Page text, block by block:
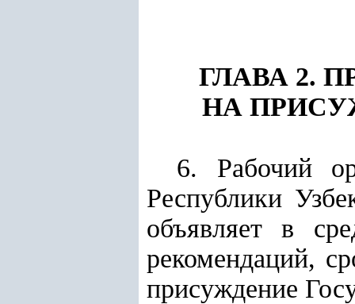
ГЛАВА 2.
НА
6. Рабочий
Республики
объявляет в
рекомендаций,
присуждение